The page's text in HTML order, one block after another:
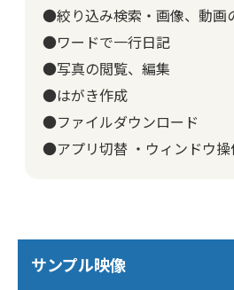
●絞り込み検索・画像、動画
●ワードで一行日記
●写真の閲覧、編集
●はがき作成
●ファイルダウンロード
●アプリ切替 ・ウィンドウ操
サンプル映像